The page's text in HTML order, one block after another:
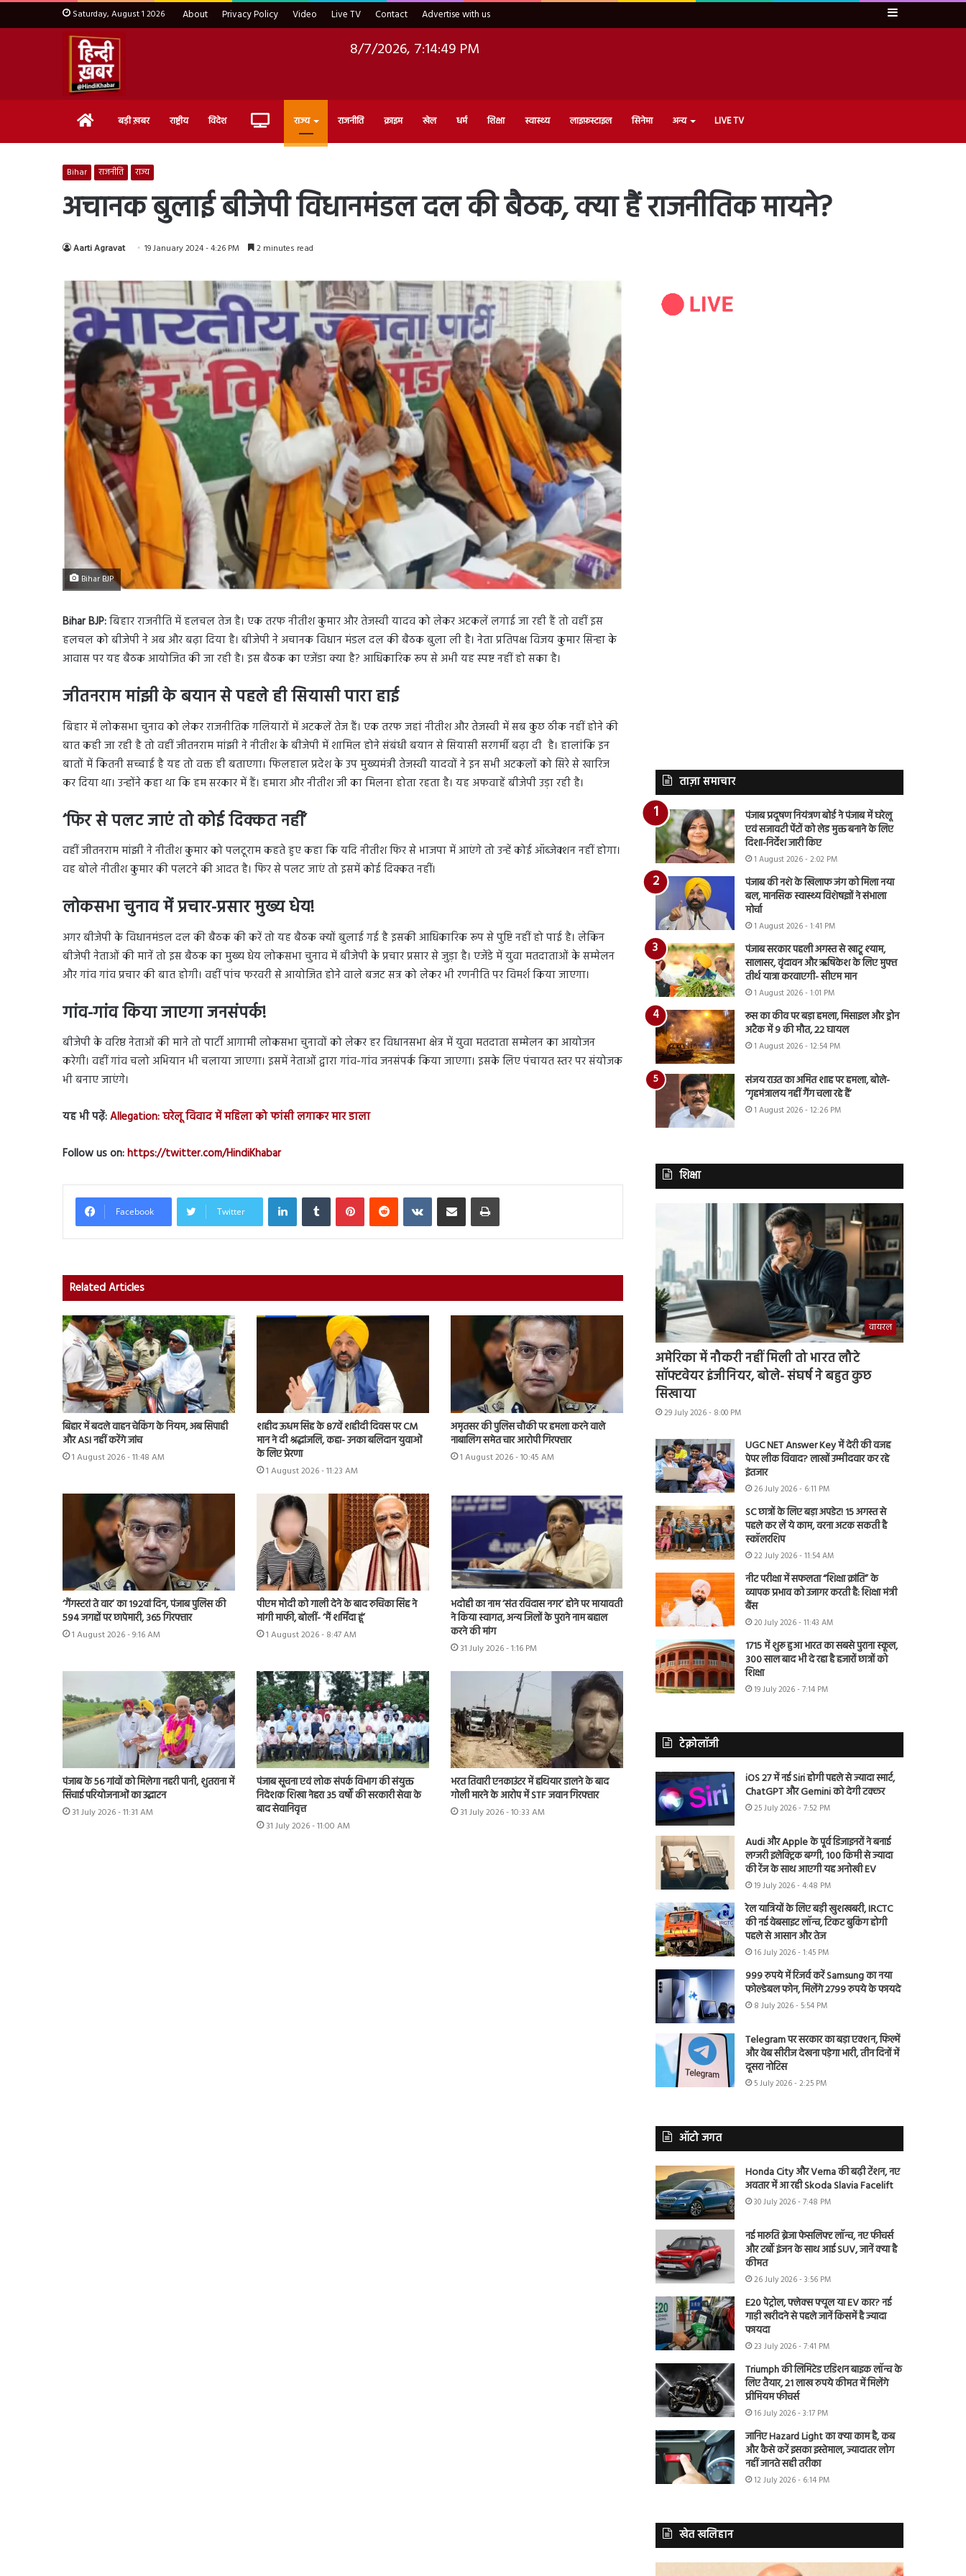
Saturday, August 1 2026 About Privacy Policy Video Live TV Contact Advertise with us Sidebar
8/7/2026, 7:14:51 PM
Home बड़ी ख़बर राष्ट्रीय विदेश Live राज्य राजनीति क्राइम खेल धर्म शिक्षा स्वास्थ्य लाइफ़स्टाइल सिनेमा अन्य LIVE TV
Bihar राजनीति राज्य
अचानक बुलाई बीजेपी विधानमंडल दल की बैठक, क्या हैं राजनीतिक मायने?
Aarti Agravat 19 January 2024 - 4:26 PM 2 minutes read
Bihar BJP
Bihar BJP:बिहार राजनीति में हलचल तेज है। एक तरफ नीतीश कुमार और तेजस्वी यादव को लेकर अटकलें लगाई जा रही हैं तो वहीं इस
हलचल को बीजेपी ने अब और बढ़ा दिया है। बीजेपी ने अचानक विधान मंडल दल की बैठक बुला ली है। नेता प्रतिपक्ष विजय कुमार सिन्हा के
आवास पर यह बैठक आयोजित की जा रही है। इस बैठक का एजेंडा क्या है? आधिकारिक रूप से अभी यह स्पष्ट नहीं हो सका है।
जीतनराम मांझी के बयान से पहले ही सियासी पारा हाई
बिहार में लोकसभा चुनाव को लेकर राजनीतिक गलियारों में अटकलें तेज हैं। एक तरफ जहां नीतीश और तेजस्वी में सब कुछ ठीक नहीं होने की
बात कही जा रही है तो वहीं जीतनराम मांझी ने नीतीश के बीजेपी में शामिल होने संबंधी बयान से सियासी सरगर्मी बढ़ा दी है। हालांकि इन
बातों में कितनी सच्चाई है यह तो वक्त ही बताएगा। फिलहाल प्रदेश के उप मुख्यमंत्री तेजस्वी यादवों ने इन सभी अटकलों को सिरे से खारिज
कर दिया था। उन्होंने कहा था कि हम सरकार में हैं। हमारा और नीतीश जी का मिलना होता रहता है। यह अफवाहें बीजेपी उड़ा रही है।
‘फिर से पलट जाएं तो कोई दिक्कत नहीं’
वहीं जीतनराम मांझी ने नीतीश कुमार को पलटूराम कहते हुए कहा कि यदि नीतीश फिर से भाजपा में आएंगे तो उन्हें कोई ऑब्जेक्शन नहीं होगा।
वह बोले नीतीश कुमार की पलटने की आदत है। फिर से पलट जाएं तो इसमें कोई दिक्कत नहीं।
लोकसभा चुनाव में प्रचार-प्रसार मुख्य धेय!
अगर बीजेपी के विधानमंडल दल की बैठक की करें तो यह बैठक क्यों बुलाई गई है इसकी आधिकारिक रूप से पुष्टि नहीं हो पाई है। लेकिन
बीजेपी नेताओं की मानें तो इस बैठक का मुख्य धेय लोकसभा चुनाव में बीजेपी के प्रचार प्रसार से जुड़ा है। एजेंडे में युवा मतदाताओं के सम्मेलन
और गांव गांव प्रचार की बात होगी। वहीं पांच फरवरी से आयोजित होने वाले बजट सत्र को लेकर भी रणनीति पर विमर्श किया जाएगा।
गांव-गांव किया जाएगा जनसंपर्क!
बीजेपी के वरिष्ठ नेताओं की माने तो पार्टी आगामी लोकसभा चुनावों को लेकर हर विधानसभा क्षेत्र में युवा मतदाता सम्मेलन का आयोजन
करेगी। वहीं गांव चलो अभियान भी चलाया जाएगा। इसमें नेताओं द्वारा गांव-गांव जनसंपर्क किया जाएगा। इसके लिए पंचायत स्तर पर संयोजक
भी बनाए जाएंगे।
यह भी पढ़ें:Allegation: घरेलू विवाद में महिला को फांसी लगाकर मार डाला
Follow us on:https://twitter.com/HindiKhabar
Facebook Twitter
LinkedInTumblr PinterestReddit VKontakteShare via Email Print
Related Articles
बिहार में बदले वाहन चेकिंग के नियम, अब सिपाही
और ASI नहीं करेंगे जांच
1 August 2026 - 11:48 AM
शहीद ऊधम सिंह के 87वें शहीदी दिवस पर CM
मान ने दी श्रद्धांजलि, कहा- उनका बलिदान युवाओं
के लिए प्रेरणा
1 August 2026 - 11:23 AM
अमृतसर की पुलिस चौकी पर हमला करने वाले
नाबालिग समेत चार आरोपी गिरफ्तार
1 August 2026 - 10:45 AM
‘गैंगस्टरां ते वार’ का 192वां दिन, पंजाब पुलिस की
594 जगहों पर छापेमारी, 365 गिरफ्तार
1 August 2026 - 9:16 AM
पीएम मोदी को गाली देने के बाद रुचिका सिंह ने
मांगी माफी, बोलीं- ‘मैं शर्मिंदा हूं’
1 August 2026 - 8:47 AM
भदोही का नाम ‘संत रविदास नगर’ होने पर मायावती
ने किया स्वागत, अन्य जिलों के पुराने नाम बहाल
करने की मांग
31 July 2026 - 1:16 PM
पंजाब के 56 गांवों को मिलेगा नहरी पानी, शुतराना में
सिंचाई परियोजनाओं का उद्घाटन
31 July 2026 - 11:31 AM
पंजाब सूचना एवं लोक संपर्क विभाग की संयुक्त
निदेशक शिखा नेहरा 35 वर्षों की सरकारी सेवा के
बाद सेवानिवृत्त
31 July 2026 - 11:00 AM
भरत तिवारी एनकाउंटर में हथियार डालने के बाद
गोली मारने के आरोप में STF जवान गिरफ्तार
31 July 2026 - 10:33 AM
ताज़ा समाचार
पंजाब प्रदूषण नियंत्रण बोर्ड ने पंजाब में घरेलू
एवं सजावटी पेंटों को लेड मुक्त बनाने के लिए
दिशा-निर्देश जारी किए
1 August 2026 - 2:02 PM
पंजाब की नशे के खिलाफ जंग को मिला नया
बल, मानसिक स्वास्थ्य विशेषज्ञों ने संभाला
मोर्चा
1 August 2026 - 1:41 PM
पंजाब सरकार पहली अगस्त से खाटू श्याम,
सालासर, वृंदावन और ऋषिकेश के लिए मुफ्त
तीर्थ यात्रा करवाएगी- सीएम मान
1 August 2026 - 1:01 PM
रूस का कीव पर बड़ा हमला, मिसाइल और ड्रोन
अटैक में 9 की मौत, 22 घायल
1 August 2026 - 12:54 PM
संजय राउत का अमित शाह पर हमला, बोले-
‘गृहमंत्रालय नहीं गैंग चला रहे हैं’
1 August 2026 - 12:26 PM
शिक्षा
वायरल
अमेरिका में नौकरी नहीं मिली तो भारत लौटे
सॉफ्टवेयर इंजीनियर, बोले- संघर्ष ने बहुत कुछ
सिखाया
29 July 2026 - 8:00 PM
UGC NET Answer Key में देरी की वजह
पेपर लीक विवाद? लाखों उम्मीदवार कर रहे
इंतजार
26 July 2026 - 6:11 PM
SC छात्रों के लिए बड़ा अपडेट! 15 अगस्त से
पहले कर लें ये काम, वरना अटक सकती है
स्कॉलरशिप
22 July 2026 - 11:54 AM
नीट परीक्षा में सफलता “शिक्षा क्रांति” के
व्यापक प्रभाव को उजागर करती है: शिक्षा मंत्री
बैंस
20 July 2026 - 11:43 AM
1715 में शुरू हुआ भारत का सबसे पुराना स्कूल,
300 साल बाद भी दे रहा है हजारों छात्रों को
शिक्षा
19 July 2026 - 7:14 PM
टेक्नोलॉजी
iOS 27 में नई Siri होगी पहले से ज्यादा स्मार्ट,
ChatGPT और Gemini को देगी टक्कर
25 July 2026 - 7:52 PM
Audi और Apple के पूर्व डिजाइनरों ने बनाई
लग्जरी इलेक्ट्रिक बग्गी, 100 किमी से ज्यादा
की रेंज के साथ आएगी यह अनोखी EV
19 July 2026 - 4:48 PM
रेल यात्रियों के लिए बड़ी खुशखबरी, IRCTC
की नई वेबसाइट लॉन्च, टिकट बुकिंग होगी
पहले से आसान और तेज
16 July 2026 - 1:45 PM
999 रुपये में रिजर्व करें Samsung का नया
फोल्डेबल फोन, मिलेंगे 2799 रुपये के फायदे
8 July 2026 - 5:54 PM
Telegram पर सरकार का बड़ा एक्शन, फिल्में
और वेब सीरीज देखना पड़ेगा भारी, तीन दिनों में
दूसरा नोटिस
5 July 2026 - 2:25 PM
ऑटो जगत
Honda City और Verna की बढ़ी टेंशन, नए
अवतार में आ रही Skoda Slavia Facelift
30 July 2026 - 7:48 PM
नई मारुति ब्रेजा फेसलिफ्ट लॉन्च, नए फीचर्स
और टर्बो इंजन के साथ आई SUV, जानें क्या है
कीमत
26 July 2026 - 3:56 PM
E20 पेट्रोल, फ्लेक्स फ्यूल या EV कार? नई
गाड़ी खरीदने से पहले जानें किसमें है ज्यादा
फायदा
23 July 2026 - 7:41 PM
Triumph की लिमिटेड एडिशन बाइक लॉन्च के
लिए तैयार, 21 लाख रुपये कीमत में मिलेंगे
प्रीमियम फीचर्स
16 July 2026 - 3:17 PM
जानिए Hazard Light का क्या काम है, कब
और कैसे करें इसका इस्तेमाल, ज्यादातर लोग
नहीं जानते सही तरीका
12 July 2026 - 6:14 PM
खेत खलिहान